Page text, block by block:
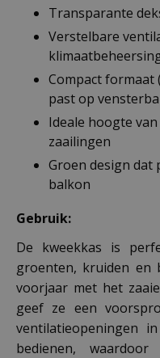
Transparante
Verstelbare
Compact formaat
past op
Ideale hoogte
zaailingen
Groen design dat
balkon
Gebruik:
De kweekkas is
groenten, kruiden en
voorjaar met het
geef ze een
ventilatieopeningen
bedienen,